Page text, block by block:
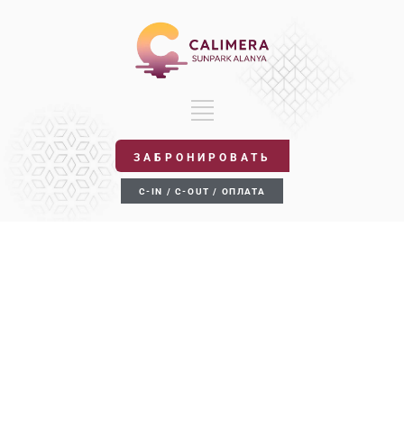
ЗАБРОНИРОВАТЬ
C-IN / C-OUT / ОПЛАТА